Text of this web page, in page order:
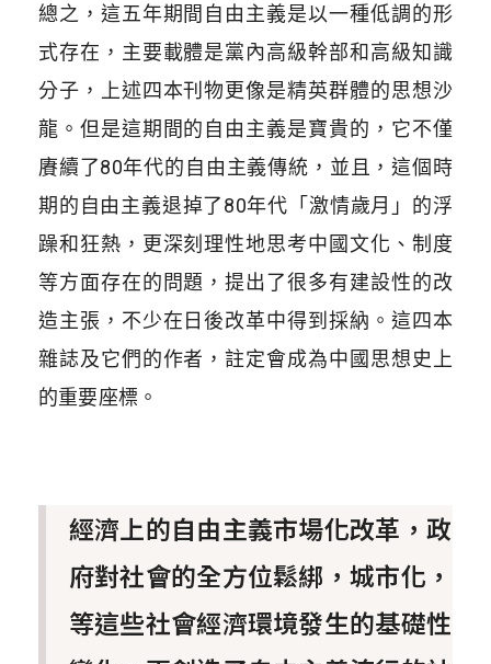
總之，這五年期間自由主義是以一種低調的形
式存在，主要載體是黨內高級幹部和高級知識
分子，上述四本刊物更像是精英群體的思想沙
龍。但是這期間的自由主義是寶貴的，它不僅
賡續了80年代的自由主義傳統，並且，這個時
期的自由主義退掉了80年代「激情歲月」的浮
躁和狂熱，更深刻理性地思考中國文化、制度
等方面存在的問題，提出了很多有建設性的改
造主張，不少在日後改革中得到採納。這四本
雜誌及它們的作者，註定會成為中國思想史上
的重要座標。
經濟上的自由主義市場化改革，政
府對社會的全方位鬆綁，城市化，
等這些社會經濟環境發生的基礎性